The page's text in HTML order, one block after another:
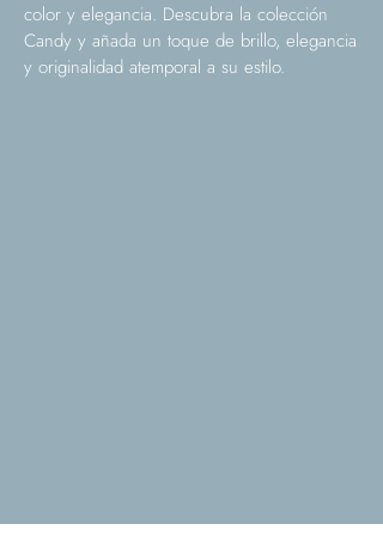
color y elegancia. Descubra la colección
Candy y añada un toque de brillo, elegancia
y originalidad atemporal a su estilo.